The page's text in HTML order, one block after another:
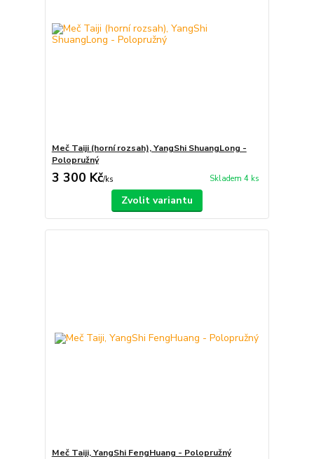
Meč Taiji (horní rozsah), YangShi ShuangLong -
Polopružný
3 300 Kč/ks Skladem 4 ks
Zvolit variantu
Meč Taiji, YangShi FengHuang - Polopružný